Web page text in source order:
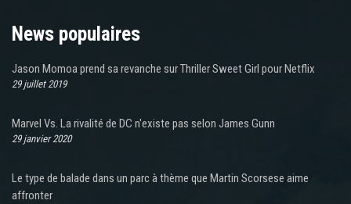
News populaires
Jason Momoa prend sa revanche sur Thriller Sweet Girl pour Netflix
29 juillet 2019
Marvel Vs. La rivalité de DC n'existe pas selon James Gunn
29 janvier 2020
Le type de balade dans un parc à thème que Martin Scorsese aime
affronter